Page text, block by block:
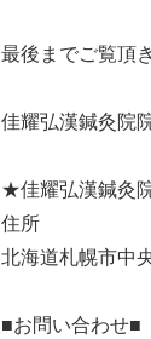
最後までご覧頂
佳耀弘漢鍼灸院
★佳耀弘漢鍼灸
住所
北海道札幌市中
■お問い合わせ■